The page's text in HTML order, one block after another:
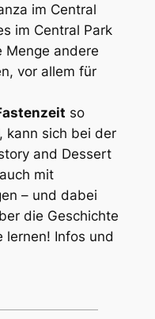
im Central
im Central Park
Menge andere
vor allem für
so
kann sich bei der
and Dessert
mit
– und dabei
die Geschichte
lernen! Infos und